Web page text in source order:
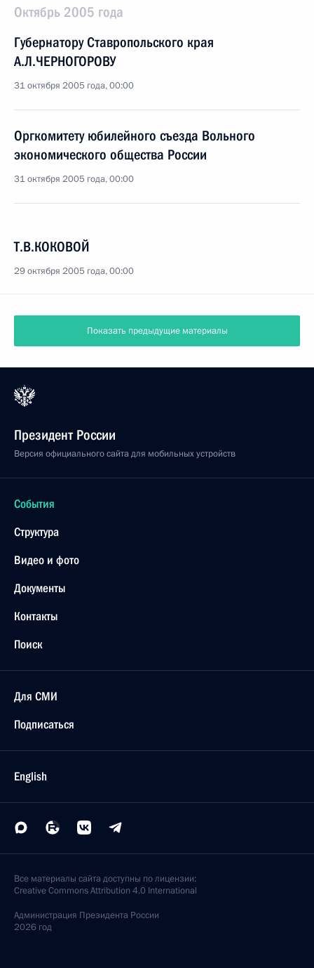
Октябрь 2005 года
Губернатору Ставропольского края
А.Л.ЧЕРНОГОРОВУ
31 октября 2005 года, 00:00
Оргкомитету юбилейного съезда Вольного
экономического общества России
31 октября 2005 года, 00:00
Т.В.КОКОВОЙ
29 октября 2005 года, 00:00
Показать предыдущие материалы
Президент России
Версия официального сайта для мобильных устройств
События
Структура
Видео и фото
Документы
Контакты
Поиск
Для СМИ
Подписаться
English
Все материалы сайта доступны по лицензии:
Creative Commons Attribution 4.0 International
Администрация Президента России
2026 год